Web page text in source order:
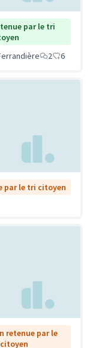
par le tri
2 6
par le tri citoyen
retenue par le